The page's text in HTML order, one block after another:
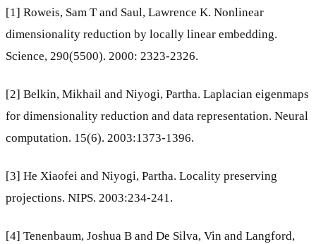
[1] Roweis, Sam T and Saul, Lawrence K. Nonlinear
dimensionality reduction by locally linear embedding.
Science, 290(5500). 2000: 2323-2326.
[2] Belkin, Mikhail and Niyogi, Partha. Laplacian eigenmaps
for dimensionality reduction and data representation. Neural
computation. 15(6). 2003:1373-1396.
[3] He Xiaofei and Niyogi, Partha. Locality preserving
projections. NIPS. 2003:234-241.
[4] Tenenbaum, Joshua B and De Silva, Vin and Langford,